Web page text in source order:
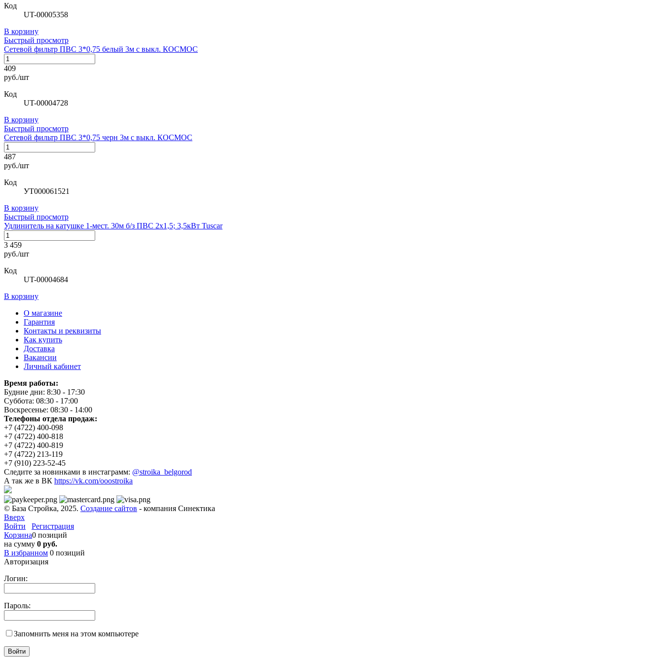
Код
UT-00005358
В корзину
Быстрый просмотр
Сетевой фильтр ПВС 3*0,75 белый 3м с выкл. КОСМОС
409
руб./шт
Код
UT-00004728
В корзину
Быстрый просмотр
Сетевой фильтр ПВС 3*0,75 черн 3м с выкл. КОСМОС
487
руб./шт
Код
УТ000061521
В корзину
Быстрый просмотр
Удлинитель на катушке 1-мест. 30м б/з ПВС 2х1,5; 3,5кВт Tuscar
3 459
руб./шт
Код
UT-00004684
В корзину
О магазине
Гарантия
Контакты и реквизиты
Как купить
Доставка
Вакансии
Личный кабинет
Время работы:
Будние дни: 8:30 - 17:30
Суббота: 08:30 - 17:00
Воскресенье: 08:30 - 14:00
Телефоны отдела продаж:
+7 (4722) 400-098
+7 (4722) 400-818
+7 (4722) 400-819
+7 (4722) 213-119
+7 (910) 223-52-45
Следите за новинками в инстаграмм: @stroika_belgorod
А так же в ВК https://vk.com/ooostroika
© База Стройка, 2025. Создание сайтов - компания Синектика
Вверх
Войти
Регистрация
Корзина0 позиций
на сумму 0 руб.
В избранном 0 позиций
Авторизация
Логин:
Пароль:
Запомнить меня на этом компьютере